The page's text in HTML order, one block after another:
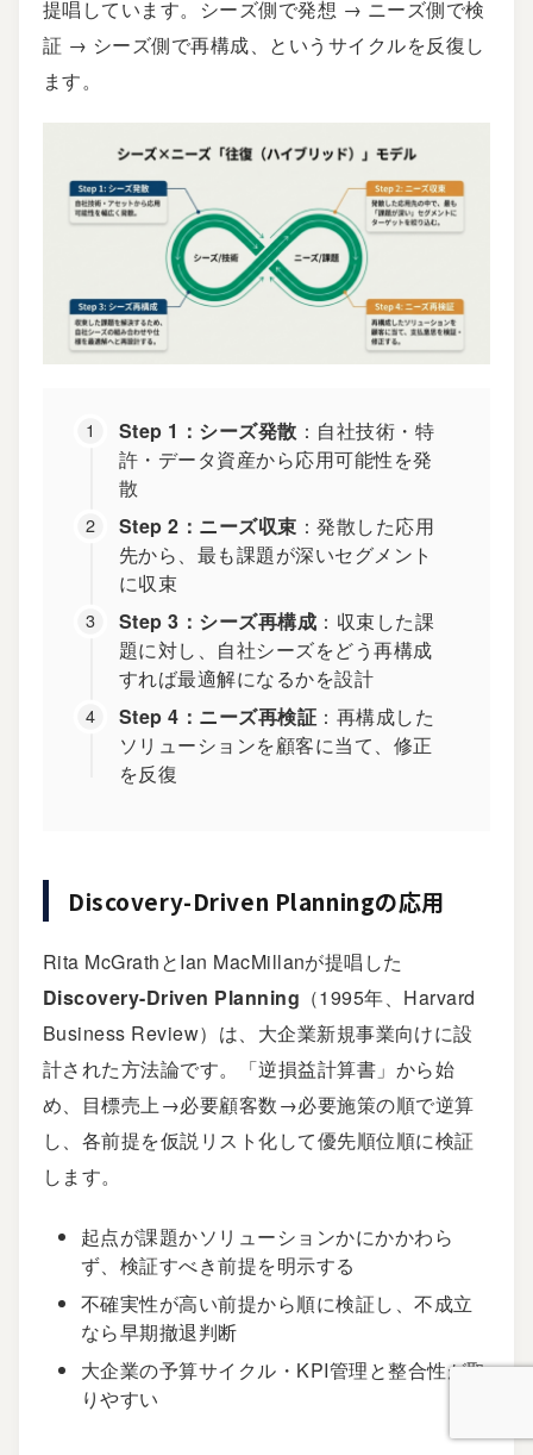
提唱しています。シーズ側で発想 → ニーズ側で検
証 → シーズ側で再構成、というサイクルを反復し
ます。
Step 1：シーズ発散 ：自社技術・特
許・データ資産から応用可能性を発
散
Step 2：ニーズ収束 ：発散した応用
先から、最も課題が深いセグメント
に収束
Step 3：シーズ再構成 ：収束した課
題に対し、自社シーズをどう再構成
すれば最適解になるかを設計
Step 4：ニーズ再検証 ：再構成した
ソリューションを顧客に当て、修正
を反復
Discovery-Driven Planningの応用
Rita McGrathとIan MacMillanが提唱した
Discovery-Driven Planning （1995年、Harvard
Business Review）は、大企業新規事業向けに設
計された方法論です。「逆損益計算書」から始
め、目標売上→必要顧客数→必要施策の順で逆算
し、各前提を仮説リスト化して優先順位順に検証
します。
起点が課題かソリューションかにかかわら
ず、検証すべき前提を明示する
不確実性が高い前提から順に検証し、不成立
なら早期撤退判断
大企業の予算サイクル・KPI管理と整合性が取
りやすい